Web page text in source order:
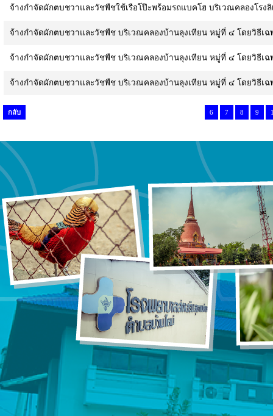
จ้างกำจัดผักตบชวาและวัชพืชใช้เรือโป๊ะพร้อมรถแบคโฮ บริเวณคลองโรง
จ้างกำจัดผักตบชวาและวัชพืช บริเวณคลองบ้านลุงเทียน หมู่ที่ ๔ โดยวิธีเฉ
จ้างกำจัดผักตบชวาและวัชพืช บริเวณคลองบ้านลุงเทียน หมู่ที่ ๔ โดยวิธีเฉ
จ้างกำจัดผักตบชวาและวัชพืช บริเวณคลองบ้านลุงเทียน หมู่ที่ ๔ โดยวิธีเฉ
กลับ 6 7 8 9